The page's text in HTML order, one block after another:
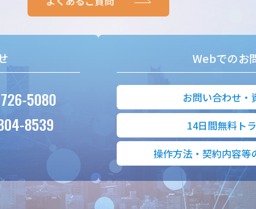
5080
8539
Webでのお
お問い合わせ・
14日間無料ト
操作方法・契約内容等